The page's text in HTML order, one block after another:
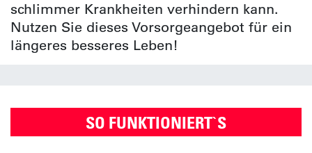
schlimmer Krankheiten verhindern kann.
Nutzen Sie dieses Vorsorgeangebot für ein
längeres besseres Leben!
SO FUNKTIONIERT`S